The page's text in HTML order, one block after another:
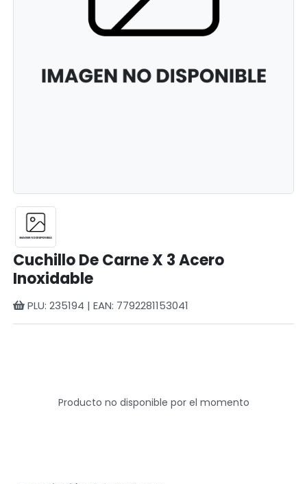
Cuchillo De Carne X 3 Acero
Inoxidable
PLU: 235194 | EAN: 7792281153041
Producto no disponible por el momento